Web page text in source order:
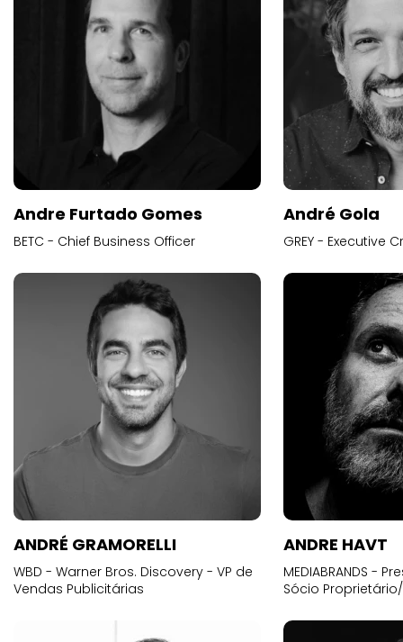
Andre Furtado Gomes
BETC - Chief Business Officer
André Gola
GREY - Executive
ANDRÉ GRAMORELLI
WBD - Warner Bros. Discovery - VP de
Vendas Publicitárias
ANDRE HAVT
MEDIABRANDS -
Sócio